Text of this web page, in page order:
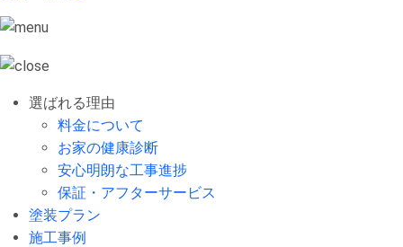
選ばれる理由
料金について
お家の健康診断
安心明朗な工事進捗
保証・アフターサービス
塗装プラン
施工事例